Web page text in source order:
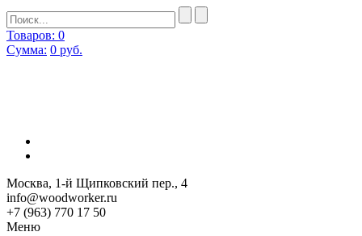
Товаров: 0
Сумма: 0 руб.
Москва, 1-й Щипковский пер., 4
info@woodworker.ru
+7 (963) 770 17 50
Меню